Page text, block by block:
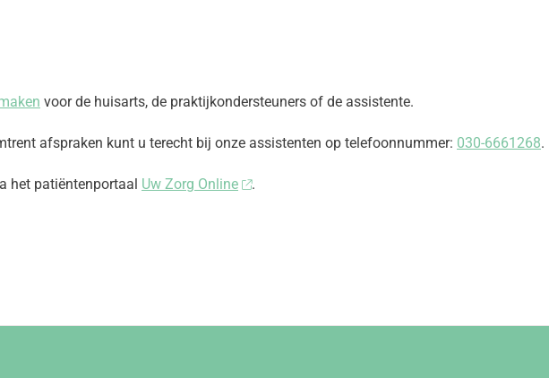
voor de huisarts, de praktijkondersteuners of de assistente.
afspraken kunt u terecht bij onze assistenten op telefoonnummer: 030-6661268.
het patiëntenportaal Uw Zorg Online .